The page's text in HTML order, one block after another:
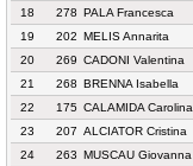
18
278 PALA Francesca
19
202 MELIS Annarita
20
269 CADONI Valentina
21
268 BRENNA Isabella
22
175 CALAMIDA Carolina
23
207 ALCIATOR Cristina
24
263 MUSCAU Giovanna